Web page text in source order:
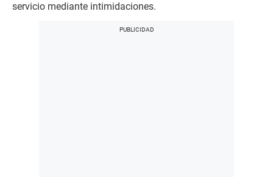
servicio mediante intimidaciones.